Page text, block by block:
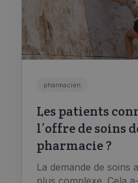
pharmacien
Les patients
l’offre de soins
pharmacie ?
La demande de soins